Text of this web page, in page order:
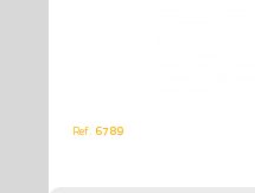
Ref. 6789